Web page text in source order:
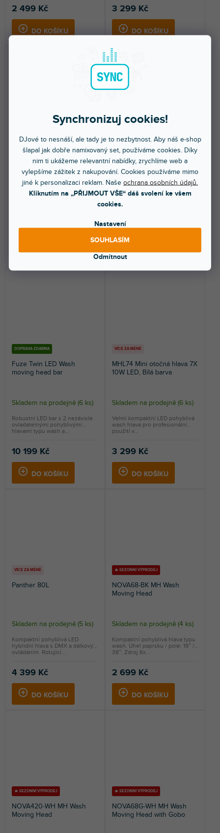
Synchronizuj cookies!
DJové to nesnáší, ale tady je to nezbytnost. Aby náš e-shop
šlapal jak dobře namixovaný set, používáme cookies. Díky
nim ti ukážeme relevantní nabídky, zrychlíme web a
vylepšíme zážitek z nakupování. Cookies používáme mimo
jiné k personalizaci reklam. Naše ochrana osobních údajů.
Kliknutím na „PŘIJMOUT VŠE“ dáš svolení ke všem
cookies.
Nastavení
Odmítnout
SOUHLASÍM
2 499 Kč
DO KOŠÍKU
3 299 Kč
DO KOŠÍKU
Panther 15 Pocket BEAM
LED Otočná hlava
Skladem na prodejně(4 ks)
2 499 Kč
DO KOŠÍKU
Velmi kompaktní pohyblivá hlava
IGNITE740WH LED Wash
Zoom
Skladem na prodejně 2 ks)
7 799 Kč
DO KOŠÍKU
Pohyblivá wash hlava s
ovládáním jednoho pixelu a
DOPRAVA ZDARMA
Fuze Twin LED Wash
moving head bar
Skladem na prodejně (6 ks)
10 199 Kč
DO KOŠÍKU
Robustní LED bar s 2 nezávisle
ovladatelnými pohyblivými
hlavami typu wash a...
VÍCE ZA MÉNĚ
MHL74 Mini otočná hlava 7X
10W LED, Bílá barva
Skladem na prodejně (6 ks)
3 299 Kč
DO KOŠÍKU
Velmi kompaktní LED pohyblivá
wash hlava pro profesionální
použití v...
VÍCE ZA MÉNĚ
Panther 80L
Skladem na prodejně (5 ks)
4 399 Kč
DO KOŠÍKU
Kompaktní pohyblivá LED
hybridní hlava s DMX a dálkovým
ovládáním. Rotující...
🔥 SEZONNÍ VÝPRODEJ
NOVA68-BK MH Wash
Moving Head
Skladem na prodejně (4 ks)
2 699 Kč
DO KOŠÍKU
Kompaktní pohyblivá hlava typu
wash. Úhel paprsku / pole: 19° /
38°. Zdroj 6x...
🔥 SEZONNÍ VÝPRODEJ
NOVA420-WH MH Wash
Moving Head
🔥 SEZONNÍ VÝPRODEJ
NOVA68G-WH MH Wash
Moving Head with Gobo